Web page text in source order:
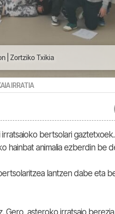
| Zortziko Txikia
IRRATIA
bertsolari
hainbat animalia ezberdin be
lantzen dabe eta